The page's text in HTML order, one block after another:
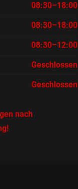
08:30–18:00
08:30–18:00
08:30–12:00
Geschlossen
Geschlossen
nach